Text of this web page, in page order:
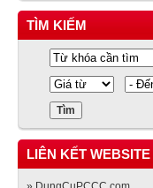
TÌM KIẾM
LIÊN KẾT WEBSITE